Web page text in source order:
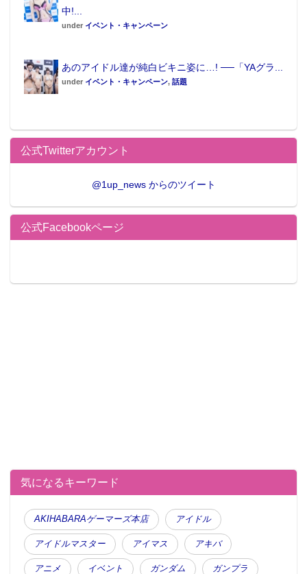
中!...
under イベント・キャンペーン
あのアイドル達が純白ビキニ姿に…! ──「YAグラ...
under イベント・キャンペーン, 話題
公式Twitterアカウント
@1up_news からのツイート
公式Facebookページ
気になるキーワード
AKIHABARAゲーマーズ本店 アイドル
アイドルマスター アイマス アキバ
アニメ イベント ガンダム ガンプラ